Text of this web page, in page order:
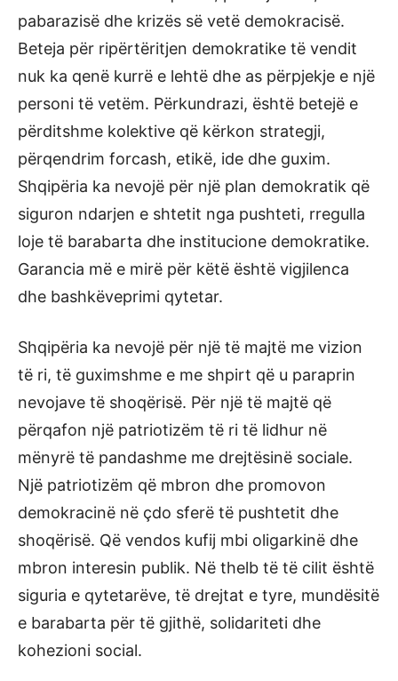
pabarazisë dhe krizës së vetë demokracisë.
Beteja për ripërtëritjen demokratike të vendit
nuk ka qenë kurrë e lehtë dhe as përpjekje e një
personi të vetëm. Përkundrazi, është betejë e
përditshme kolektive që kërkon strategji,
përqendrim forcash, etikë, ide dhe guxim.
Shqipëria ka nevojë për një plan demokratik që
siguron ndarjen e shtetit nga pushteti, rregulla
loje të barabarta dhe institucione demokratike.
Garancia më e mirë për këtë është vigjilenca
dhe bashkëveprimi qytetar.
Shqipëria ka nevojë për një të majtë me vizion
të ri, të guximshme e me shpirt që u paraprin
nevojave të shoqërisë. Për një të majtë që
përqafon një patriotizëm të ri të lidhur në
mënyrë të pandashme me drejtësinë sociale.
Një patriotizëm që mbron dhe promovon
demokracinë në çdo sferë të pushtetit dhe
shoqërisë. Që vendos kufij mbi oligarkinë dhe
mbron interesin publik. Në thelb të të cilit është
siguria e qytetarëve, të drejtat e tyre, mundësitë
e barabarta për të gjithë, solidariteti dhe
kohezioni social.